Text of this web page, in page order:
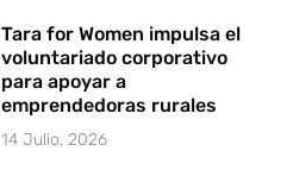
Tara for Women impulsa el
voluntariado corporativo
para apoyar a
emprendedoras rurales
14 Julio, 2026